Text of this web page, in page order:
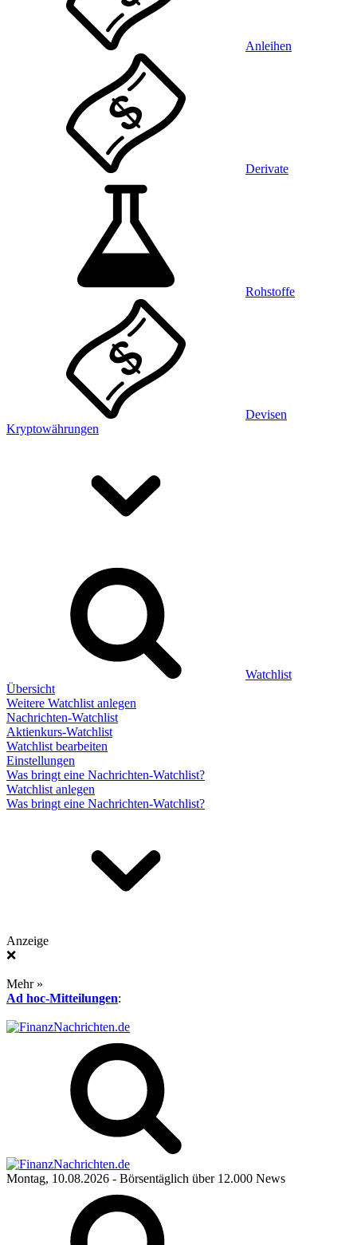
Anleihen
Derivate
Rohstoffe
Devisen
Kryptowährungen
Watchlist
Übersicht
Weitere Watchlist anlegen
Nachrichten-Watchlist
Aktienkurs-Watchlist
Watchlist bearbeiten
Einstellungen
Was bringt eine Nachrichten-Watchlist?
Watchlist anlegen
Was bringt eine Nachrichten-Watchlist?
Anzeige
❌
Mehr »
Ad hoc-Mitteilungen:
Montag, 10.08.2026 - Börsentäglich über 12.000 News